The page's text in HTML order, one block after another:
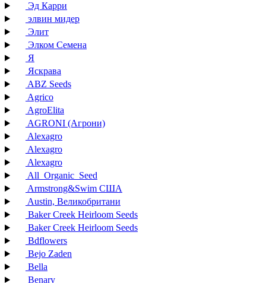
Эд Карри
элвин мидер
Элит
Элком Семена
Я
Яскрава
ABZ Seeds
Agrico
AgroElita
AGRONI (Агрони)
Alexagro
Alexagro
Alexagro
All_Organic_Seed
Armstrong&Swim США
Austin, Великобритани
Baker Creek Heirloom Seeds
Baker Creek Heirloom Seeds
Bdflowers
Bejo Zaden
Bella
Benary